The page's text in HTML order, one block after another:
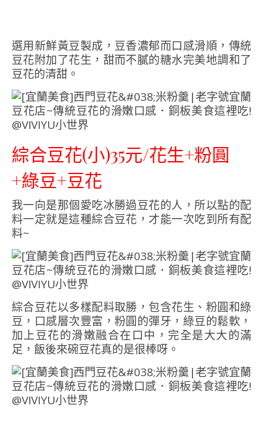
選用新鮮黃豆製成，豆香濃郁而口感滑順，傳統
豆花附加了花生，甜而不膩的糖水完美地調和了
豆花的清甜。
綜合豆花(小)35元/花生+粉圓
+綠豆+豆花
我一向是那個愛吃冰勝過豆花的人，所以點的配
料一定就是這種綜合豆花，才能一次吃到所有配
料~
綜合豆花以多樣配料取勝，包含花生、粉圓和綠
豆，口感層次豐富，粉圓的彈牙，綠豆的鬆軟，
加上豆花的滑嫩融合在口中，完全是大大的滿
足，飯後來碗豆花真的是很棒呀。